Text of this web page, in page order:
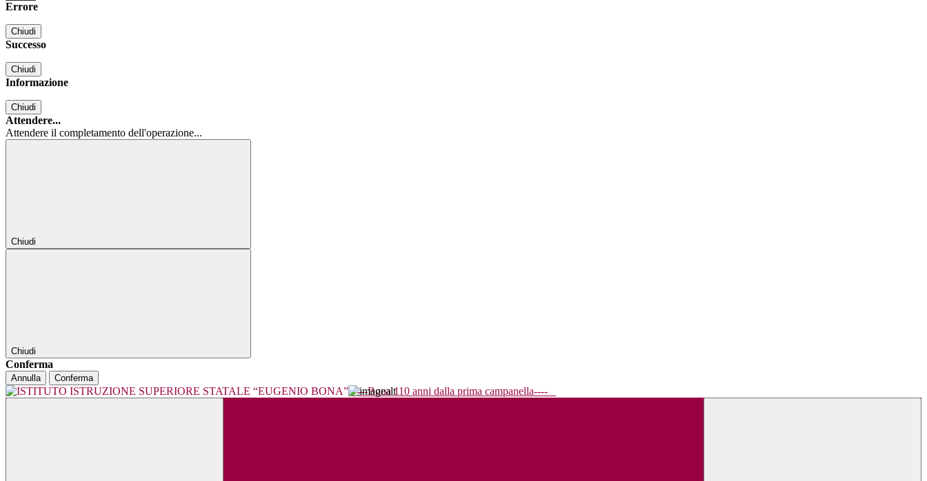
Errore
Chiudi
Successo
Chiudi
Informazione
Chiudi
Attendere...
Attendere il completamento dell'operazione...
Chiudi
Chiudi
Conferma
Annulla Conferma
----Bona 110 anni dalla prima campanella----